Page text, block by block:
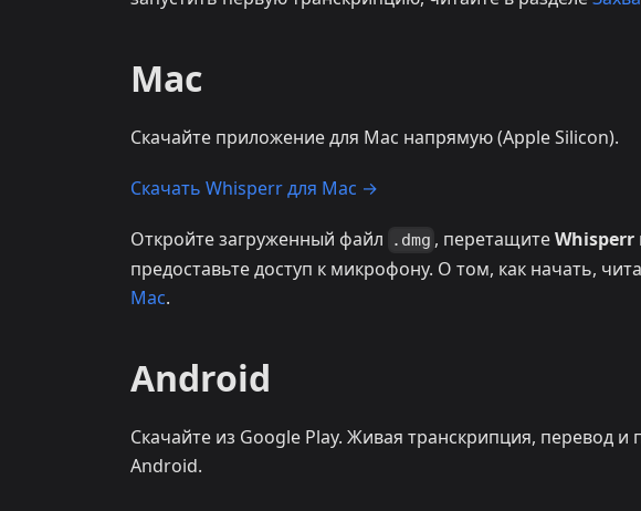
Mac
Скачайте приложение для Mac напрямую (Apple Silicon).
Скачать Whisperr для Mac →
Откройте загруженный файл .dmg , перетащитеWhisperr
предоставьте доступ к микрофону. О том, как начать,
Mac.
Android
Скачайте из Google Play. Живая транскрипция, перевод
Android.